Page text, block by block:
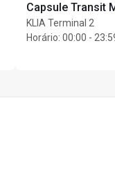
Capsule Transit
KLIA Terminal 2
Horário: 00:00 -